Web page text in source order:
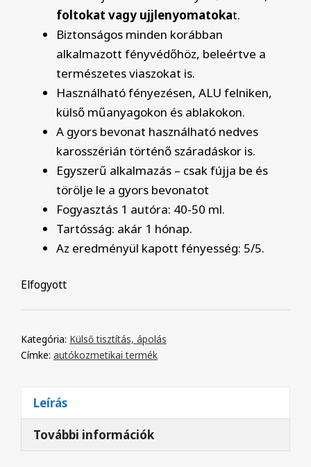
foltokat vagy ujjlenyomatokat.
Biztonságos minden korábban
alkalmazott fényvédőhöz, beleértve a
természetes viaszokat is.
Használható fényezésen, ALU felniken,
külső műanyagokon és ablakokon.
A gyors bevonat használható nedves
karosszérián történő száradáskor is.
Egyszerű alkalmazás – csak fújja be és
törölje le a gyors bevonatot
Fogyasztás 1 autóra: 40-50 ml.
Tartósság: akár 1 hónap.
Az eredményül kapott fényesség: 5/5.
Elfogyott
Kategória: Külső tisztítás, ápolás
Címke: autókozmetikai termék
Leírás
További információk